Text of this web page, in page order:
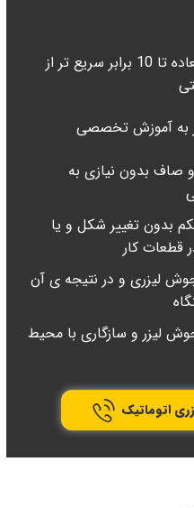
سرعت جوشکاری فوق‌العاده تا 10 برابر سریع تر از
به آموزش تخصصی
صاف بدون نیازی به
بدون تغییر شکل و یا
قطعات کار
لیزری و در نتیجه ی آن
لیزر و سازگاری با محیط
اتوماتیک